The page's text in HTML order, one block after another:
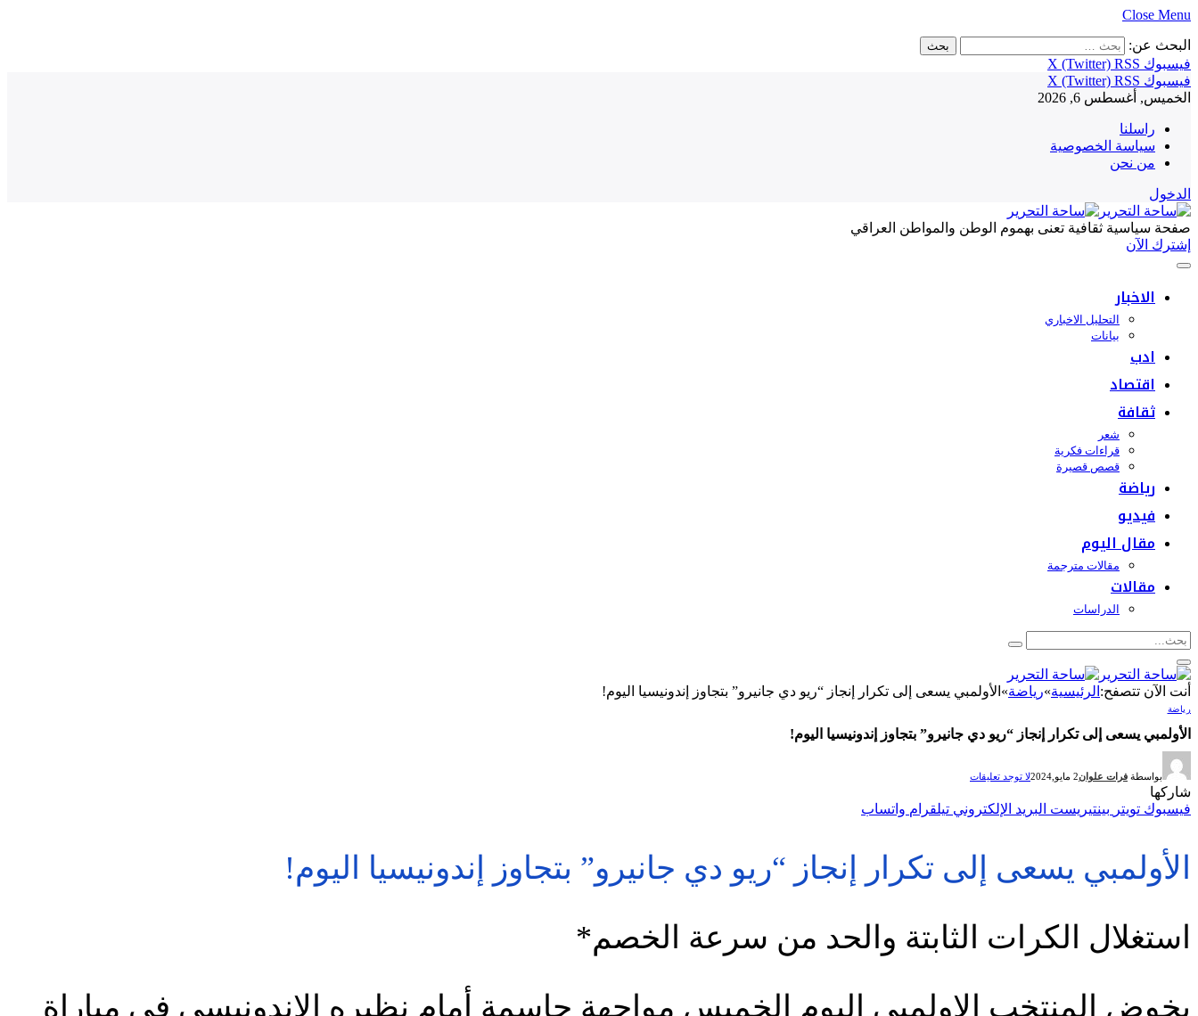
Close Menu
البحث عن:
فيسبوك
X (Twitter) RSS
فيسبوك
X (Twitter) RSS
الخميس, أغسطس 6, 2026
راسلنا
سياسة الخصوصية
من نحن
الدخول
صفحة سياسية ثقافية تعنى بهموم الوطن والمواطن العراقي
إشترك الآن
الاخبار
التحليل الاخباري
بيانات
ادب
اقتصاد
ثقافة
شعر
قراءات فكرية
قصص قصيرة
رياضة
فيديو
مقال اليوم
مقالات مترجمة
مقالات
الدراسات
أنت الآن تتصفح: الرئيسية»رياضة» الأولمبي يسعى إلى تكرار إنجاز “ريو دي جانيرو” بتجاوز إندونيسيا اليوم!
رياضة
الأولمبي يسعى إلى تكرار إنجاز “ريو دي جانيرو” بتجاوز إندونيسيا اليوم!
بواسطة فرات علوان2 مايو,2024 لا توجد تعليقات
شاركها
فيسبوك تويتر بينتيريست البريد الإلكتروني تيلقرام واتساب
الأولمبي يسعى إلى تكرار إنجاز “ريو دي جانيرو” بتجاوز إندونيسيا اليوم!
استغلال الكرات الثابتة والحد من سرعة الخصم*
يخوض المنتخب الاولمبي اليوم الخميس مواجهة حاسمة أمام نظيره الإندونيسي في مباراة